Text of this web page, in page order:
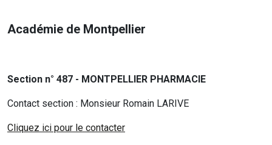
Académie de Montpellier
Section n° 487 - MONTPELLIER PHARMACIE
Contact section : Monsieur Romain LARIVE
Cliquez ici pour le contacter